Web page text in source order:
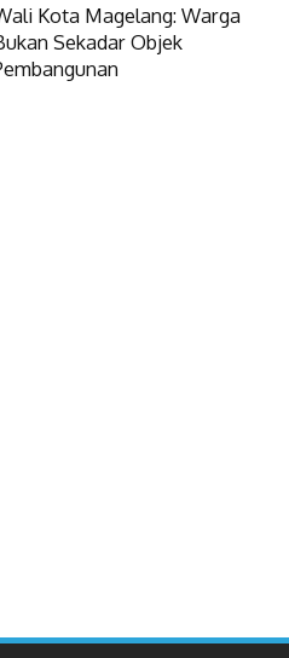
Kota Magelang: Warga
Sekadar Objek